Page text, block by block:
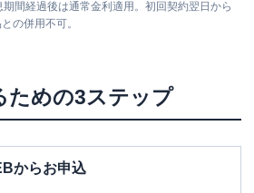
間経過後は通常金利適用。初回契約翌日から
の併用不可。
ための3ステップ
からお申込